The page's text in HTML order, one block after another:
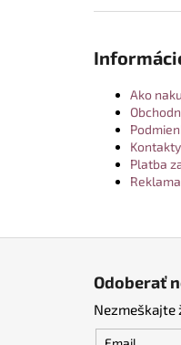
Ako
Kontakty
Platba
Odoberať
Nezmeškajte